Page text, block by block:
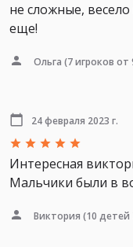
не сложные,
еще!
Ольга (7 игроков от
24 февраля 2023 г.
Интересная
Мальчики были в
Виктория (10 детей